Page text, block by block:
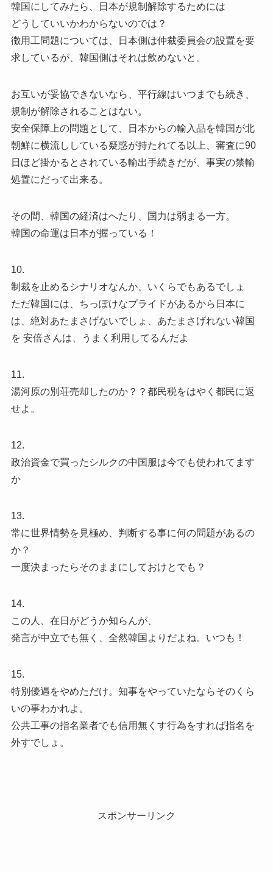
韓国にしてみたら、日本が規制解除するためには
どうしていいかわからないのでは？
徴用工問題については、日本側は仲裁委員会の設置を要
求しているが、韓国側はそれは飲めないと。
お互いが妥協できないなら、平行線はいつまでも続き、
規制が解除されることはない。
安全保障上の問題として、日本からの輸入品を韓国が北
朝鮮に横流ししている疑惑が持たれてる以上、審査に90
日ほど掛かるとされている輸出手続きだが、事実の禁輸
処置にだって出来る。
その間、韓国の経済はへたり、国力は弱まる一方。
韓国の命運は日本が握っている！
10.
制裁を止めるシナリオなんか、いくらでもあるでしょ
ただ韓国には、ちっぽけなプライドがあるから日本に
は、絶対あたまさげないでしょ、あたまさげれない韓国
を 安倍さんは、うまく利用してるんだよ
11.
湯河原の別荘売却したのか？？都民税をはやく都民に返
せよ。
12.
政治資金で買ったシルクの中国服は今でも使われてます
か
13.
常に世界情勢を見極め、判断する事に何の問題があるの
か？
一度決まったらそのままにしておけとでも？
14.
この人、在日がどうか知らんが、
発言が中立でも無く、全然韓国よりだよね。いつも！
15.
特別優遇をやめただけ。知事をやっていたならそのくら
いの事わかれよ。
公共工事の指名業者でも信用無くす行為をすれば指名を
外すでしょ。
スポンサーリンク